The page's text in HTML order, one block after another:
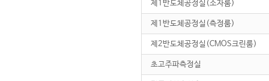
제1반도체공정실(소자룸)
제1반도체공정실(측정룸)
제2반도체공정실(CMOS크린룸)
초고주파측정실